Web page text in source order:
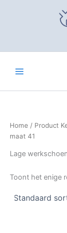
Home / Product
maat 41
Lage
Toont het enige